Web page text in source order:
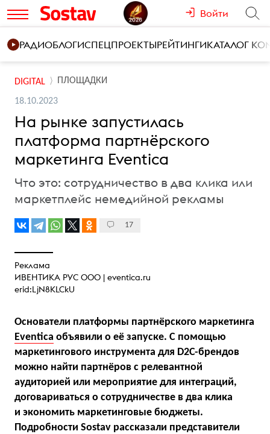
Войти
РАДИОБЛОГИСПЕЦПРОЕКТЫРЕЙТИНГИКАТАЛОГ
DIGITAL ПЛОЩАДКИ
18.10.2023
На рынке запустилась
платформа партнёрского
маркетинга Eventica
Что это: сотрудничество в два клика или
маркетплейс немедийной рекламы
17
Реклама
ИВЕНТИКА РУС ООО | eventica.ru
erid:LjN8KLCkU
Основатели платформы партнёрского маркетинга
Eventica объявили о её запуске. С помощью
маркетингового инструмента для D2C-брендов
можно найти партнёров с релевантной
аудиторией или мероприятие для интеграций,
договариваться о сотрудничестве в два клика
и экономить маркетинговые бюджеты.
Подробности Sostav рассказали представители